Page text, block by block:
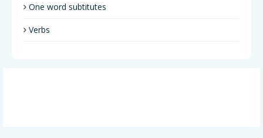
One word subtitutes
Verbs